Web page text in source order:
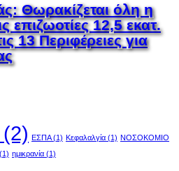
Θωρακίζεται όλη η
επιζωοτίες 12,5 εκατ.
13 Περιφέρειες για
(2) ΕΣΠΑ(1) Κεφαλαλγία (1) ΝΟΣΟΚΟΜΙΟ
(1) ημικρανία (1)